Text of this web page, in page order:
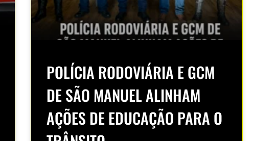
POLÍCIA RODOVIÁRIA E GCM
DE SÃO MANUEL ALINHAM
AÇÕES DE EDUCAÇÃO PARA O